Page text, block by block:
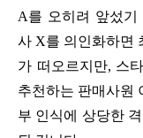
A를 오히려 앞섰기
사 X를 의인화하면
가 떠오르지만, 스
추천하는 판매사원
부 인식에 상당한